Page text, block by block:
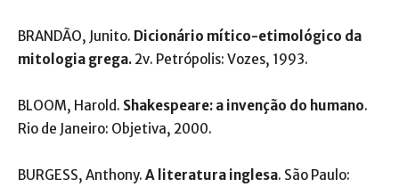
BRANDÃO, Junito. Dicionário mítico-etimológico da
mitologia grega. 2v. Petrópolis: Vozes, 1993.
BLOOM, Harold. Shakespeare: a invenção do humano.
Rio de Janeiro: Objetiva, 2000.
BURGESS, Anthony. A literatura inglesa. São Paulo: